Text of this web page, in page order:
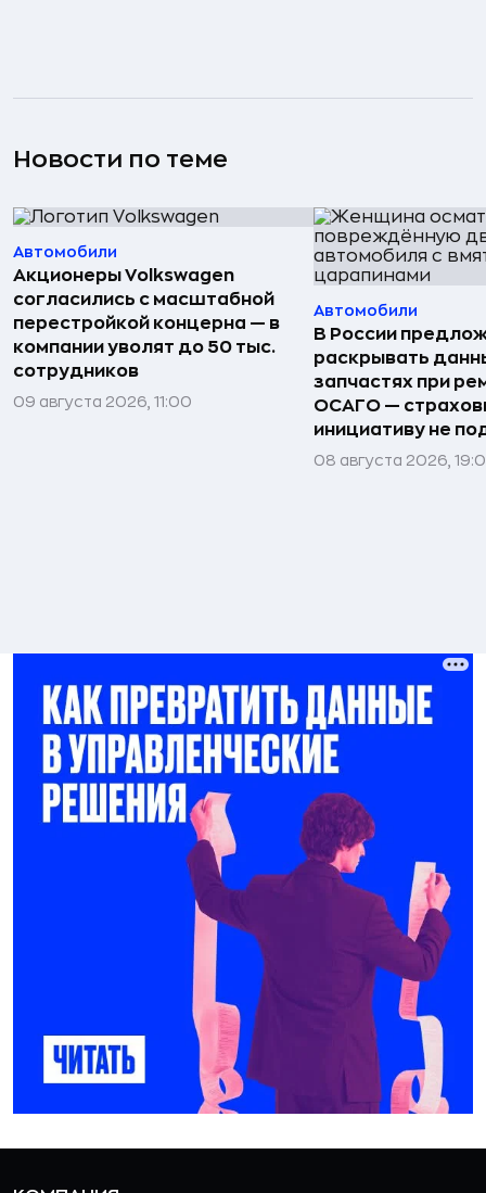
Новости по теме
Автомобили
Акционеры Volkswagen
согласились с масштабной
перестройкой концерна — в
компании уволят до 50 тыс.
сотрудников
09 августа 2026, 11:00
Автомобили
В России
раскрывать
запчастях при
ОСАГО —
инициативу не
08 августа 2026,